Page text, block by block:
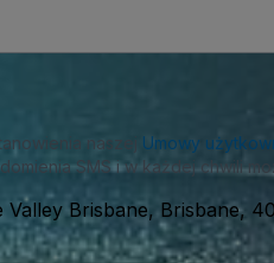
naszej Umowy
SMS i w każdej chwili
Brisbane, Brisbane,